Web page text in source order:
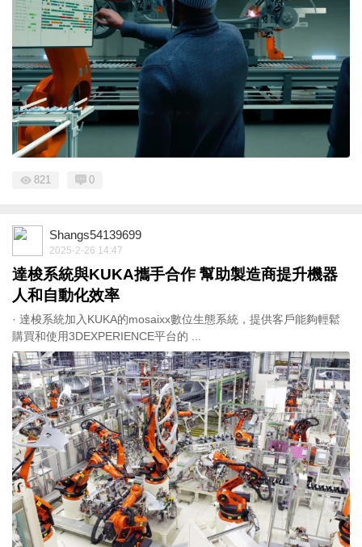
821 0
Shangs54139699
2025-2-26 14:47
達梭系統與KUKA攜手合作 幫助製造商提升機器
人和自動化效率
· 達梭系統加入KUKA的mosaixx數位生態系統，提供客戶能夠輕鬆
購買和使用3DEXPERIENCE平台的 ...